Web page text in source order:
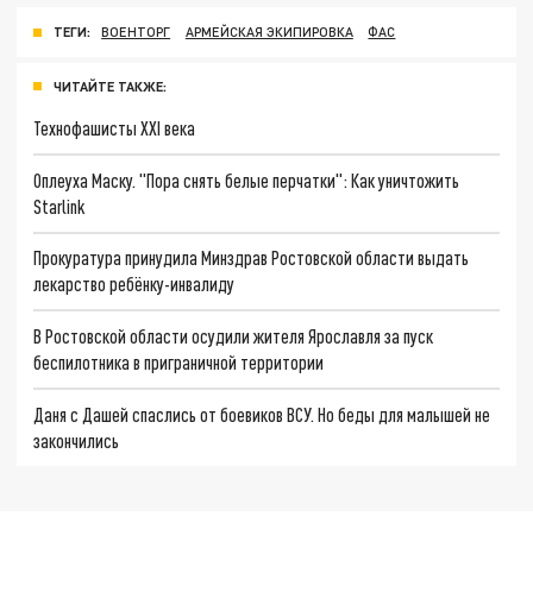
ТЕГИ: ВОЕНТОРГ АРМЕЙСКАЯ ЭКИПИРОВКА ФАС
ЧИТАЙТЕ ТАКЖЕ:
Технофашисты XXI века
Оплеуха Маску. "Пора снять белые перчатки": Как уничтожить
Starlink
Прокуратура принудила Минздрав Ростовской области выдать
лекарство ребёнку-инвалиду
В Ростовской области осудили жителя Ярославля за пуск
беспилотника в приграничной территории
Даня с Дашей спаслись от боевиков ВСУ. Но беды для малышей не
закончились